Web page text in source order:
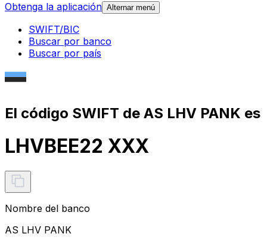
Obtenga la aplicación Alternar menú
SWIFT/BIC
Buscar por banco
Buscar por país
El código SWIFT de AS LHV PANK es
LHVBEE22 XXX
Nombre del banco
AS LHV PANK